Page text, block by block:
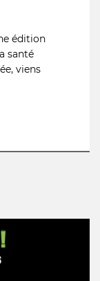
édition
santé
viens